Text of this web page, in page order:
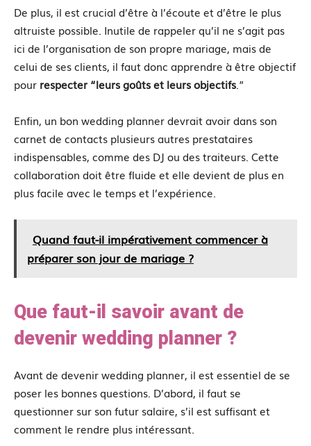
De plus, il est crucial d’être à l’écoute et d’être le plus
altruiste possible. Inutile de rappeler qu’il ne s’agit pas
ici de l’organisation de son propre mariage, mais de
celui de ses clients, il faut donc apprendre à être objectif
pour respecter “leurs goûts et leurs objectifs.”
Enfin, un bon wedding planner devrait avoir dans son
carnet de contacts plusieurs autres prestataires
indispensables, comme des DJ ou des traiteurs. Cette
collaboration doit être fluide et elle devient de plus en
plus facile avec le temps et l’expérience.
Quand faut-il impérativement commencer à
préparer son jour de mariage ?
Que faut-il savoir avant de
devenir wedding planner ?
Avant de devenir wedding planner, il est essentiel de se
poser les bonnes questions. D’abord, il faut se
questionner sur son futur salaire, s’il est suffisant et
comment le rendre plus intéressant.